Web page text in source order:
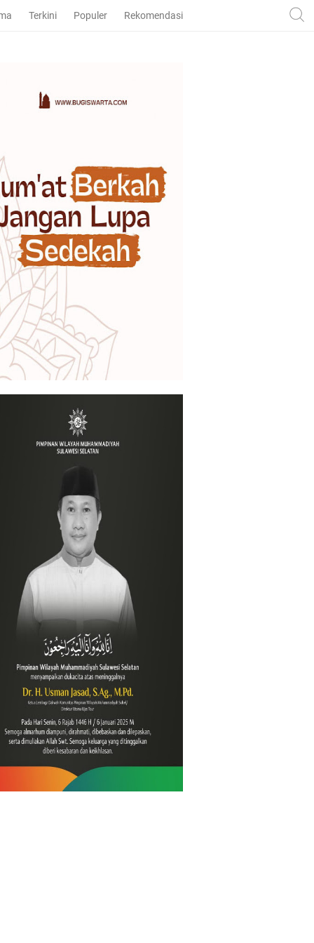
Terkini Populer Rekomendasi